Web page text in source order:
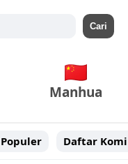
Manhua
Populer Daftar